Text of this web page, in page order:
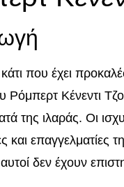
που έχει
Κένεντι
της ιλαράς. Οι
και επαγγελματίες
αυτοί δεν έχουν